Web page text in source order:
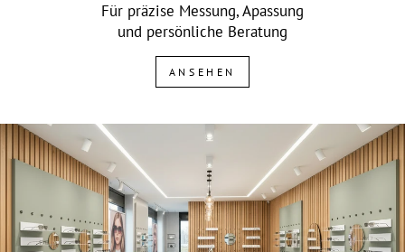
Für präzise Messung, Apassung
und persönliche Beratung
ANSEHEN